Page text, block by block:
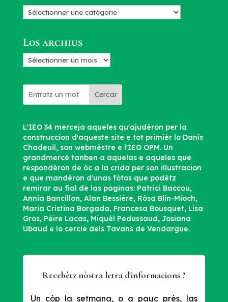
Categorias
Los archius
Los
Cercar
L'IEO 34 merceja aqueles qu'ajudèron per la
construccion d'aqueste site e tot primièr lo Danís
Chadeuil, son webmèstre e l'IEO OPM. Un
grandmercé tanben a aquelas e aqueles que
respondèron de òc a la crida per son illustracion
e que mandèron d'unas fòtos que podètz
remirar au fial de las paginas: Patrici Baccou,
Annia Bancillon, Alan Bessière, Ròsa Blin-Mioch,
Maria Cristina Borgada, Francesa Bousquet, Lisa
Gros, Pèire Lacas, Miquèl Pedussaud, Josiana
Ubaud e lo cercle dels Tavans de Vendargue.
Recebètz nòstra letra d'informacions ?
Un còp la setmana, o a pauc près, las